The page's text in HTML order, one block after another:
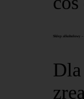
Sklep alkoholowy
Dla